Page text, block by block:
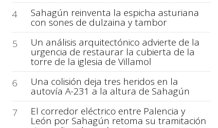
4
Sahagún reinventa la espicha asturiana
con sones de dulzaina y tambor
5
Un análisis arquitectónico advierte de la
urgencia de restaurar la cubierta de la
torre de la iglesia de Villamol
6
Una colisión deja tres heridos en la
autovía A-231 a la altura de Sahagún
7
El corredor eléctrico entre Palencia y
León por Sahagún retoma su tramitación